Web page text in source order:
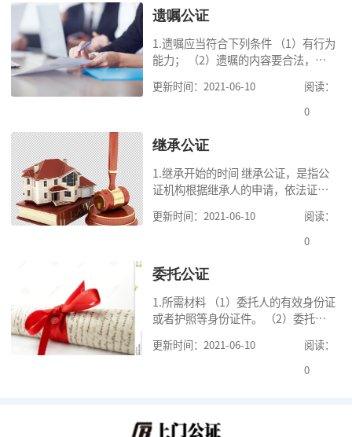
遗嘱公证
1.遗嘱应当符合下列条件 （1）有行为
能力； （2）遗嘱的内容要合法，对
人要保留必要的份额； （3）遗嘱中
的财产是个人合法财产。 2.可受理的
更新时间：2021-06-10
阅读：
0
继承公证
1.继承开始的时间 继承公证，是指公
证机构根据继承人的申请，依法证明
国《民法典》第一千一百二十一条规
定，继承从被继承人死亡时开始。 2.
更新时间：2021-06-10
阅读：
0
委托公证
1.所需材料 （1）委托人的有效身份证
或者护照等身份证件。 （2）委托人
人提供《常住人口登记卡》本人页原
件及经过户籍所在单位盖章的首页复
更新时间：2021-06-10
阅读：
0